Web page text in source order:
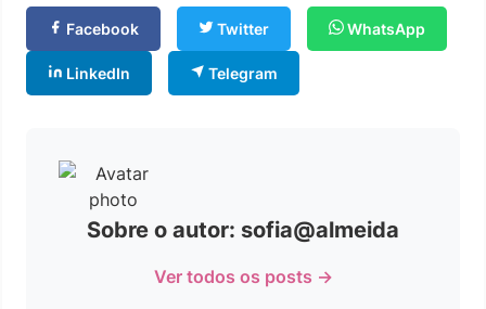
Facebook Twitter WhatsApp
LinkedIn Telegram
Sobre o autor: sofia@almeida
Ver todos os posts →